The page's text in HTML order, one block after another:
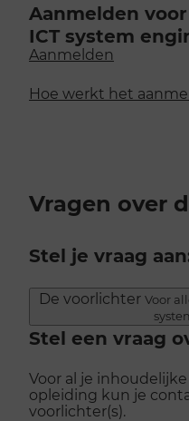
Aanmelden
ICT system
Aanmelden
Hoe werkt het
Vragen over
Stel je vraag
De voorlichter Voor
Stel een vraag
Voor al je
opleiding kun je
voorlichter(s).